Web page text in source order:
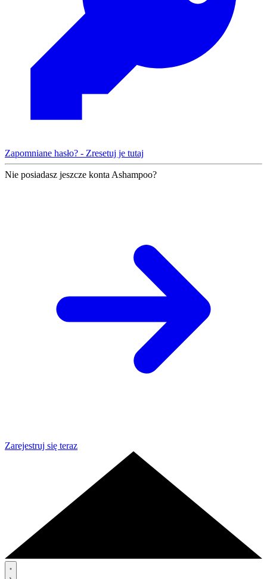
Zapomniane hasło? - Zresetuj je tutaj
Nie posiadasz jeszcze konta Ashampoo?
Zarejestruj się teraz